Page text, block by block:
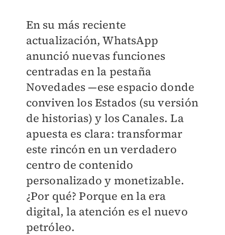
En su más reciente
actualización, WhatsApp
anunció nuevas funciones
centradas en la pestaña
Novedades —ese espacio donde
conviven los Estados (su versión
de historias) y los Canales. La
apuesta es clara: transformar
este rincón en un verdadero
centro de contenido
personalizado y monetizable.
¿Por qué? Porque en la era
digital, la atención es el nuevo
petróleo.